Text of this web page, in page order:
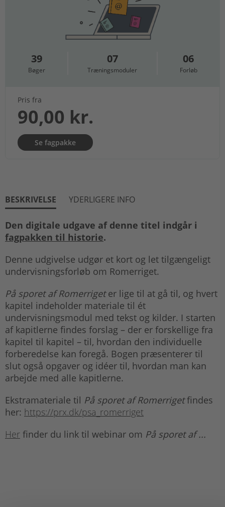
39
Bøger
07
Træningsmoduler
06
Forløb
Pris fra
90,00 kr.
Se fagpakke
BESKRIVELSE YDERLIGERE INFO
Den digitale udgave af denne titel indgår i
fagpakken til historie.
Denne udgivelse udgør et kort og let tilgængeligt
undervisningsforløb om Romerriget.
På sporet af Romerrigeter lige til at gå til, og hvert
kapitel indeholder materiale til ét
undervisningsmodul med tekst og kilder. I starten
af kapitlerne findes forslag – der er forskellige fra
kapitel til kapitel – til, hvordan den individuelle
forberedelse kan foregå. Bogen præsenterer til
slut også opgaver og idéer til, hvordan man kan
arbejde med alle kapitlerne.
Ekstramateriale til På sporet af Romerrigetfindes
her: https://prx.dk/psa_romerriget
Her finder du link til webinar om På sporet af ...